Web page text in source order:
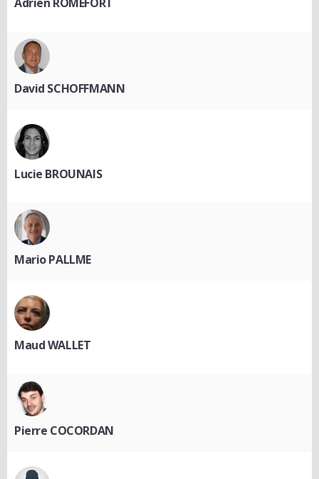
David SCHOFFMANN
Lucie BROUNAIS
Mario PALLME
Maud WALLET
Pierre COCORDAN